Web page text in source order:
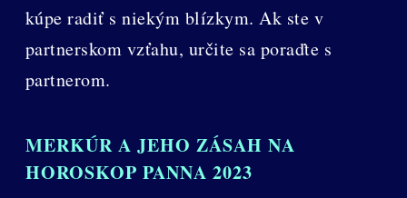
kúpe radiť s niekým blízkym. Ak ste v
partnerskom vzťahu, určite sa poraďte s
partnerom.
MERKÚR A JEHO ZÁSAH NA
HOROSKOP PANNA 2023